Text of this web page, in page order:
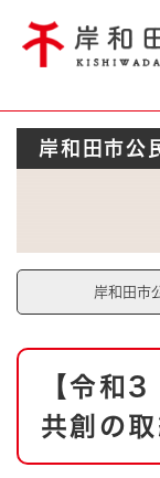
Foreign
防災
岸和田市公
岸和田市
本
【令和
共創の取